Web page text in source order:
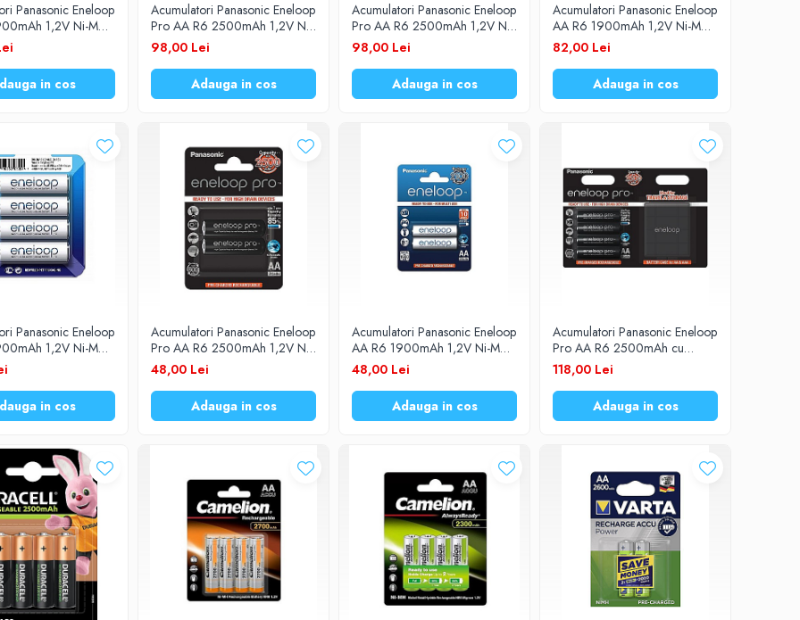
Panasonic Eneloop
1,2V Ni-MH
8LE (HR6) set 8
in cos
Acumulatori Panasonic Eneloop
Pro AA R6 2500mAh 1,2V Ni-
MH BK-3HCDE/4BE set 4 buc.
98,00 Lei
Adauga in cos
Acumulatori Panasonic Eneloop
Pro AA R6 2500mAh 1,2V Ni-
MH BK-3HCDE/4LE set 4 buc.
98,00 Lei
Adauga in cos
Acumulatori Panasonic Eneloop
AA R6 1900mAh 1,2V Ni-MH
BK-3MCCE/4BE set 4 buc.
82,00 Lei
Adauga in cos
Panasonic Eneloop
1,2V Ni-MH
4LE set 4 buc.
in cos
Acumulatori Panasonic Eneloop
Pro AA R6 2500mAh 1,2V Ni-
MH BK-3HCDE/2BE set 2 buc.
48,00 Lei
Adauga in cos
Acumulatori Panasonic Eneloop
AA R6 1900mAh 1,2V Ni-MH
BK-3MCCE/2BE set 2 buc.
48,00 Lei
Adauga in cos
Acumulatori Panasonic Eneloop
Pro AA R6 2500mAh cu
carcasa 1,2V Ni-MH BK-
3HCDEC4BE set 4 buc.
118,00 Lei
Adauga in cos